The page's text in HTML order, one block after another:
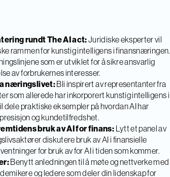
rundt The AI act:Juridiske eksperter vil
rammen for kunstig intelligens i finansnæringen.
som er utviklet for å sikre ansvarlig
av forbrukernes interesser.
næringslivet:Bli inspirert av representanter fra
som allerede har inkorporert kunstig intelligens i
dele praktiske eksempler på hvordan AI har
og kundetilfredshet.
bruk av AI for finans:Lytt et panel av
diskutere bruk av AI i finansielle
for bruk av for AI i tiden som kommer.
Benytt anledningen til å møte og nettverke med
og ledere som deler din lidenskap for